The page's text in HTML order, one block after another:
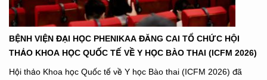
BỆNH VIỆN ĐẠI HỌC PHENIKAA ĐĂNG CAI TỔ CHỨC HỘI
THẢO KHOA HỌC QUỐC TẾ VỀ Y HỌC BÀO THAI (ICFM 2026)
Hội thảo Khoa học Quốc tế về Y học Bào thai (ICFM 2026) đã